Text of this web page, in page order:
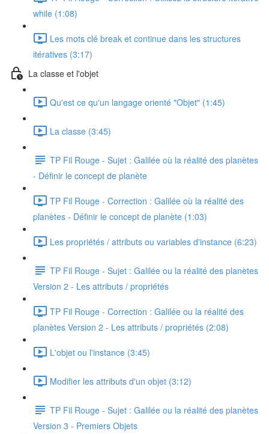
while (1:08)
Les mots clé break et continue dans les structures
itératives (3:17)
La classe et l'objet
Qu'est ce qu'un langage orienté "Objet" (1:45)
La classe (3:45)
TP Fil Rouge - Sujet : Galilée où la réalité des planètes
- Définir le concept de planète
TP Fil Rouge - Correction : Galilée où la réalité des
planètes - Définir le concept de planète (1:03)
Les propriétés / attributs ou variables d'instance (6:23)
TP Fil Rouge - Sujet : Galilée ou la réalité des planètes
Version 2 - Les attributs / propriétés
TP Fil Rouge - Correction : Galilée ou la réalité des
planètes Version 2 - Les attributs / propriétés (2:08)
L'objet ou l'instance (3:45)
Modifier les attributs d'un objet (3:12)
TP Fil Rouge - Sujet : Galilée ou la réalité des planètes
Version 3 - Premiers Objets